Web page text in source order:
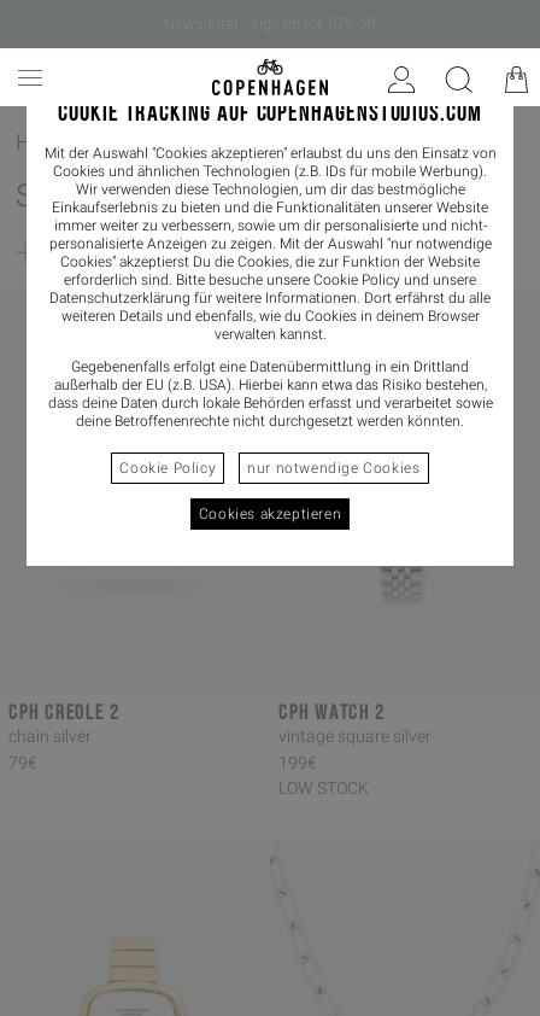
COOKIE TRACKING AUF COPENHAGENSTUDIOS.COM
Mit der Auswahl "Cookies akzeptieren" erlaubst du uns den Einsatz von
Cookies und ähnlichen Technologien (z.B. IDs für mobile Werbung).
Wir verwenden diese Technologien, um dir das bestmögliche
Einkaufserlebnis zu bieten und die Funktionalitäten unserer Website
immer weiter zu verbessern, sowie um dir personalisierte und nicht-
personalisierte Anzeigen zu zeigen. Mit der Auswahl "nur notwendige
Cookies" akzeptierst Du die Cookies, die zur Funktion der Website
erforderlich sind. Bitte besuche unsere Cookie Policy und unsere
Datenschutzerklärung für weitere Informationen. Dort erfährst du alle
weiteren Details und ebenfalls, wie du Cookies in deinem Browser
verwalten kannst.
Gegebenenfalls erfolgt eine Datenübermittlung in ein Drittland
außerhalb der EU (z.B. USA). Hierbei kann etwa das Risiko bestehen,
dass deine Daten durch lokale Behörden erfasst und verarbeitet sowie
deine Betroffenenrechte nicht durchgesetzt werden könnten.
Cookie Policy nur notwendige Cookies
Cookies akzeptieren
Home / Damen/ Schmuck
SCHMUCK
Filter
CPH CREOLE 2
chain silver
79€
CPH WATCH 2
vintage square silver
199€
LOW STOCK